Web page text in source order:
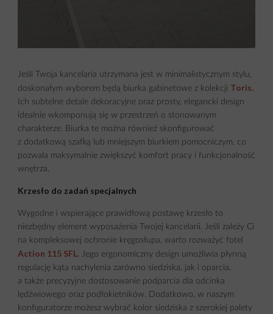
Jeśli Twoja kancelaria utrzymana jest w minimalistycznym stylu,
doskonałym wyborem będą biurka gabinetowe z kolekcji Toris.
Ich subtelne detale dekoracyjne oraz prosty, elegancki design
idealnie wkomponują się w przestrzeń o stonowanym
charakterze. Biurka te można również skonfigurować
z dodatkową szafką lub mniejszym biurkiem pomocniczym, co
pozwala maksymalnie zwiększyć komfort pracy i funkcjonalność
wnętrza.
Krzesło do zadań specjalnych
Wygodne i wspierające prawidłową postawę krzesło to
niezbędny element wyposażenia Twojej kancelarii. Jeśli zależy Ci
na kompleksowej ochronie kręgosłupa, warto rozważyć fotel
Action 115 SFL. Jego ergonomiczny design umożliwia płynną
regulację kąta nachylenia zarówno siedziska, jak i oparcia,
a także precyzyjne dostosowanie podparcia dla odcinka
lędźwiowego oraz podłokietników. Dodatkowo, w naszym
konfiguratorze możesz wybrać kolor siedziska z szerokiej palety